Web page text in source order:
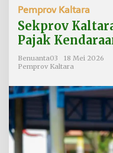
Pemprov Kaltara
Sekprov
Pajak
Benuanta03
18 Mei 2026
Pemprov Kaltara